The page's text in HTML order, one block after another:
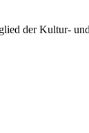
der Kultur-